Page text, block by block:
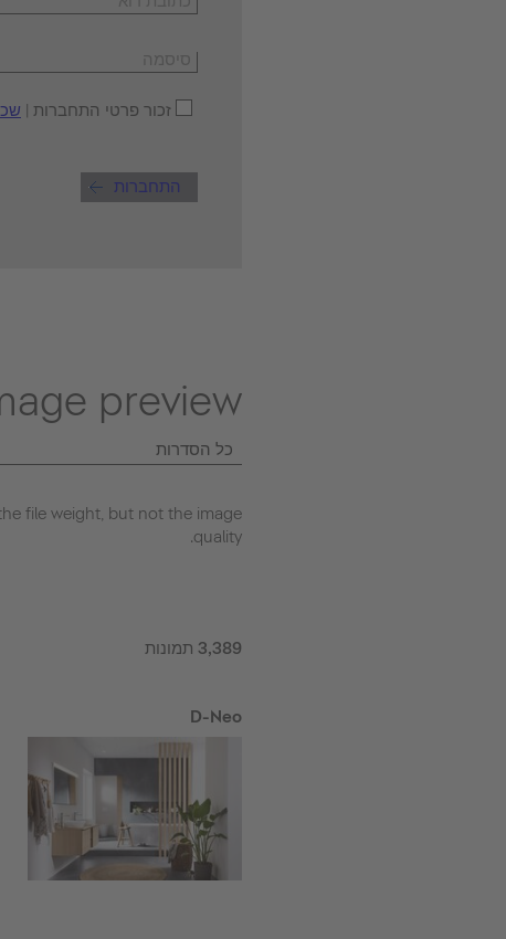
זכור פרטי התחברות |
התחברות
preview
כל הסדרות
file weight, but not the image
quality.
3,389 תמונות
D-Neo